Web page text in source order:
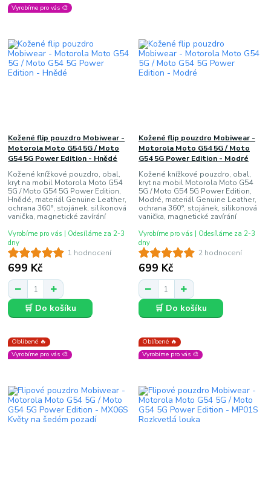
Vyrobíme pro vás 🎨
1 hodnocení
Kožené flip pouzdro Mobiwear -
Motorola Moto G54 5G / Moto
G54 5G Power Edition - Hnědé
Kožené knížkové pouzdro, obal,
kryt na mobil Motorola Moto G54
5G / Moto G54 5G Power Edition,
Hnědé, materiál Genuine Leather,
ochrana 360°, stojánek, silikonová
vanička, magnetické zavírání
699 Kč
Vyrobíme pro vás | Odesíláme za 2-3
dny
🛒 Do košíku
2 hodnocení
Kožené flip pouzdro Mobiwear -
Motorola Moto G54 5G / Moto
G54 5G Power Edition - Modré
Kožené knížkové pouzdro, obal,
kryt na mobil Motorola Moto G54
5G / Moto G54 5G Power Edition,
Modré, materiál Genuine Leather,
ochrana 360°, stojánek, silikonová
vanička, magnetické zavírání
699 Kč
Vyrobíme pro vás | Odesíláme za 2-3
dny
🛒 Do košíku
Oblíbené 🔥
Vyrobíme pro vás 🎨
Oblíbené 🔥
Vyrobíme pro vás 🎨